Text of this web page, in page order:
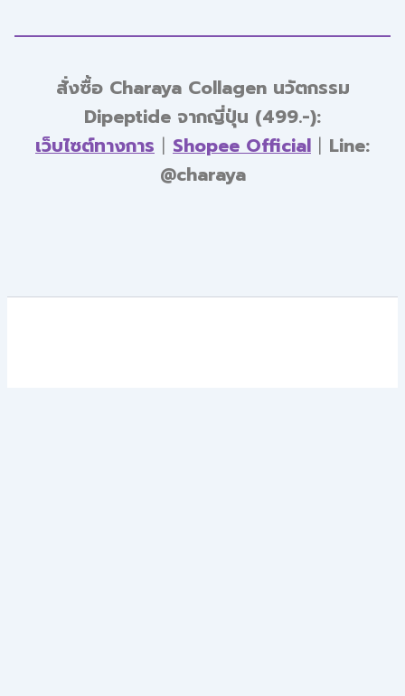
สั่งซื้อ Charaya Collagen นวัตกรรม
Dipeptide จากญี่ปุ่น (499.-):
เว็บไซต์ทางการ | Shopee Official | Line:
@charaya